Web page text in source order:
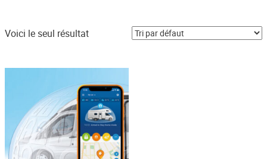
Voici le seul résultat